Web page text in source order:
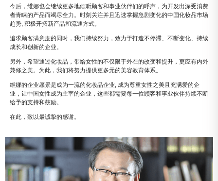
今后，维娜也会继续更多地倾听顾客和事业伙伴们的呼声，为开发出深受消费
者青睐的产品而竭尽全力。时刻关注并且迅速掌握急剧变化的中国化妆品市场
趋势, 积极开拓新产品和流通方式。
追求顾客满意度的同时，我们持续努力，致力于打造不停滞、不断变化、持续
成长和创新的企业。
另外，希望通过化妆品，带给女性的不仅限于外在的改变和提升，更应有内外
兼修之美。为此，我们将努力提供更多元的美容教育体系。
维娜的企业愿景是成为一流的化妆品企业, 成为尊重女性之美且充满爱的企
业，让中国女性成为主宰的企业，这些都需要每一位顾客和事业伙伴持续不断
给予的支持和鼓励。
在此，致以最诚挚的感谢。